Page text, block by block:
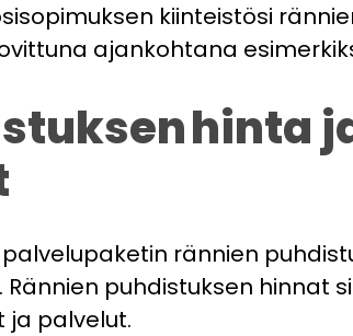
kiinteistösi
ajankohtana
hinta
rännien
Rännien puhdistuksen hinnat
ja palvelut.